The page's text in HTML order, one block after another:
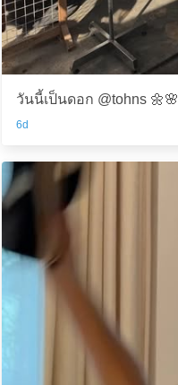
วันนี้เป็นดอก @tohns 🌼🌸
6d